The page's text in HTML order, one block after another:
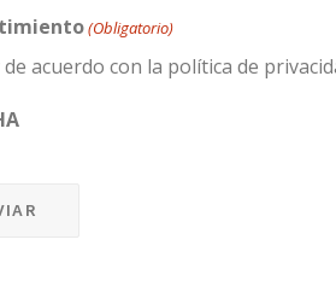
(Obligatorio)
de acuerdo con la política de